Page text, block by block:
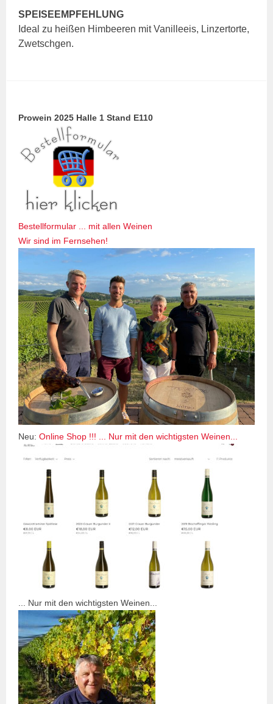
SPEISEEMPFEHLUNG
Ideal zu heißen Himbeeren mit Vanilleeis, Linzertorte,
Zwetschgen.
Prowein 2025 Halle 1 Stand E110
Bestellformular ... mit allen Weinen
Wir sind im Fernsehen!
Neu:Online Shop !!! ... Nur mit den wichtigsten Weinen...
... Nur mit den wichtigsten Weinen...